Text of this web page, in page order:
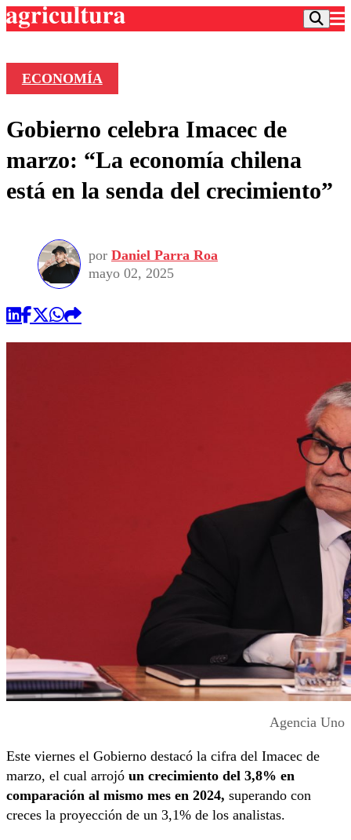
Frecuencias
Agricultura TV
Deportes
Colo Colo
Seleccion Chilena
Torneo Internacional
Universidad de Chile
Entretención
Economía
Internacional
Sustentabilidad
Publicaciones en medios
Opinión
ECONOMÍA
Gobierno celebra Imacec de
marzo: “La economía chilena
está en la senda del crecimiento”
por Daniel Parra Roa
mayo 02, 2025
Agencia Uno
Este viernes el Gobierno destacó la cifra del Imacec de
marzo, el cual arrojó un crecimiento del 3,8% en
comparación al mismo mes en 2024, superando con
creces la proyección de un 3,1% de los analistas.